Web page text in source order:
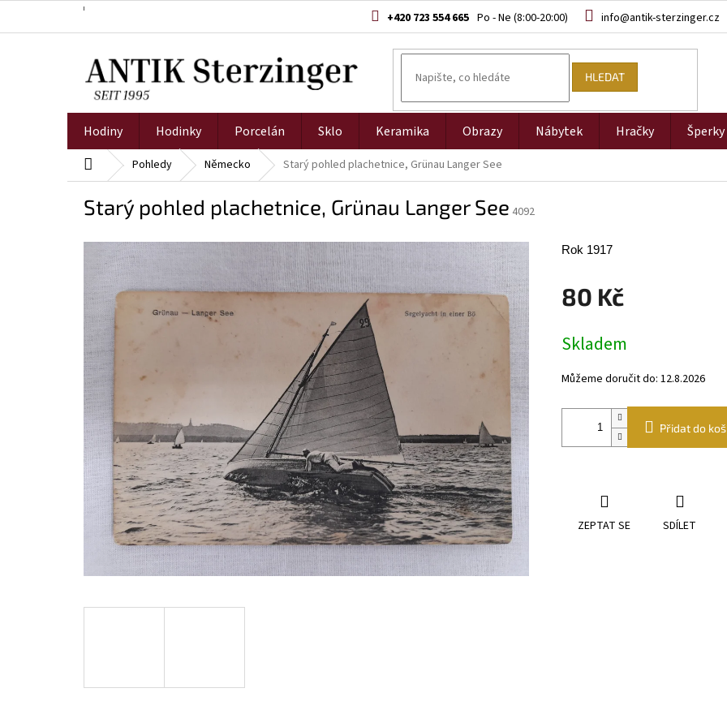
obsah
+420 723 554 665 info@antik-sterzinger.cz
HLEDAT
Hodiny Hodinky Porcelán Sklo Keramika Obrazy Nábytek Hračky Šperky
Domů Pohledy Německo Starý pohled plachetnice, Grünau Langer See
Starý pohled plachetnice, Grünau Langer See 4092
80 Kč
cena:
Skladem
Můžeme doručit do: 12.8.2026
Přidat do
Rok 1917
ZEPTAT SE SDÍLET